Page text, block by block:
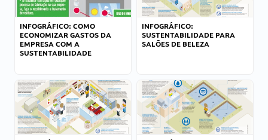
INFOGRÁFICO: COMO
ECONOMIZAR GASTOS DA
EMPRESA COM A
SUSTENTABILIDADE
INFOGRÁFICO:
SUSTENTABILIDADE PARA
SALÕES DE BELEZA